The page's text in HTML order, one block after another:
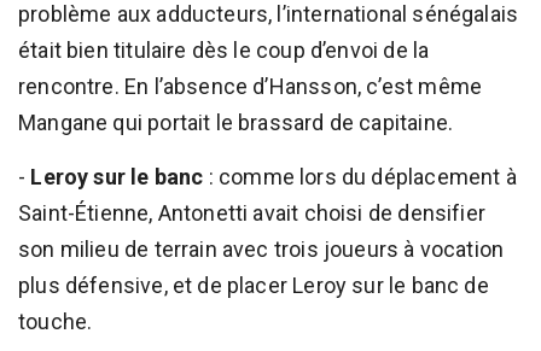
problème aux adducteurs, l’international sénégalais
était bien titulaire dès le coup d’envoi de la
rencontre. En l’absence d’Hansson, c’est même
Mangane qui portait le brassard de capitaine.
- Leroy sur le banc : comme lors du déplacement à
Saint-Étienne, Antonetti avait choisi de densifier
son milieu de terrain avec trois joueurs à vocation
plus défensive, et de placer Leroy sur le banc de
touche.